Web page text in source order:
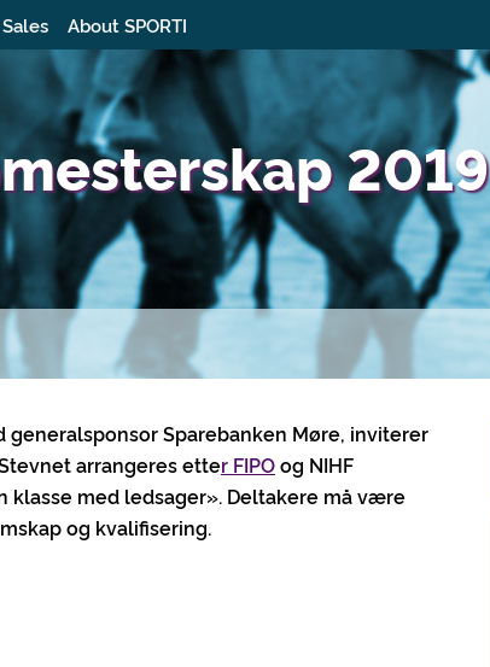
About SPORTI
2019
Sparebanken Møre, inviterer
arrangeres etter FIPOog NIHF
klasse med ledsager». Deltakere må være
og kvalifisering.